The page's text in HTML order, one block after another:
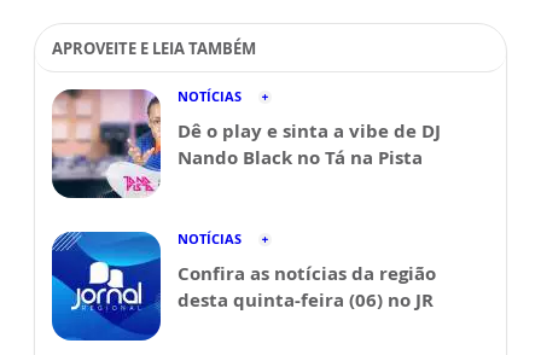
APROVEITE E LEIA TAMBÉM
NOTÍCIAS
Dê o play e sinta a vibe de DJ
Nando Black no Tá na Pista
NOTÍCIAS
Confira as notícias da região
desta quinta-feira (06) no JR